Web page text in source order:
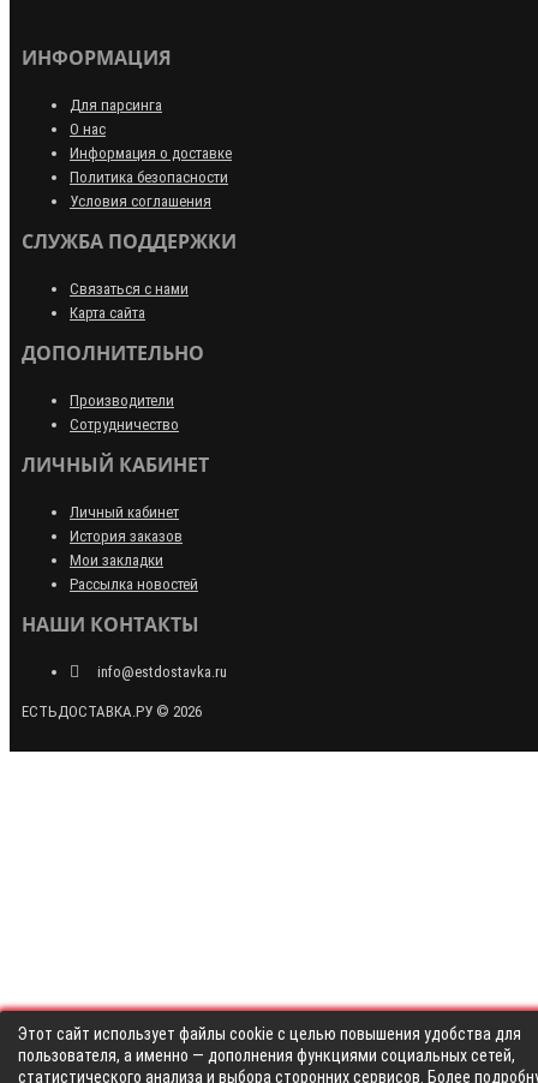
ИНФОРМАЦИЯ
Для парсинга
О нас
Информация о доставке
Политика безопасности
Условия соглашения
СЛУЖБА ПОДДЕРЖКИ
Связаться с нами
Карта сайта
ДОПОЛНИТЕЛЬНО
Производители
Сотрудничество
ЛИЧНЫЙ КАБИНЕТ
Личный кабинет
История заказов
Мои закладки
Рассылка новостей
НАШИ КОНТАКТЫ
info@estdostavka.ru
ЕСТЬДОСТАВКА.РУ © 2026
Этот сайт использует файлы cookie с целью повышения удобства для
пользователя, а именно — дополнения функциями социальных сетей,
статистического анализа и выбора сторонних сервисов. Более